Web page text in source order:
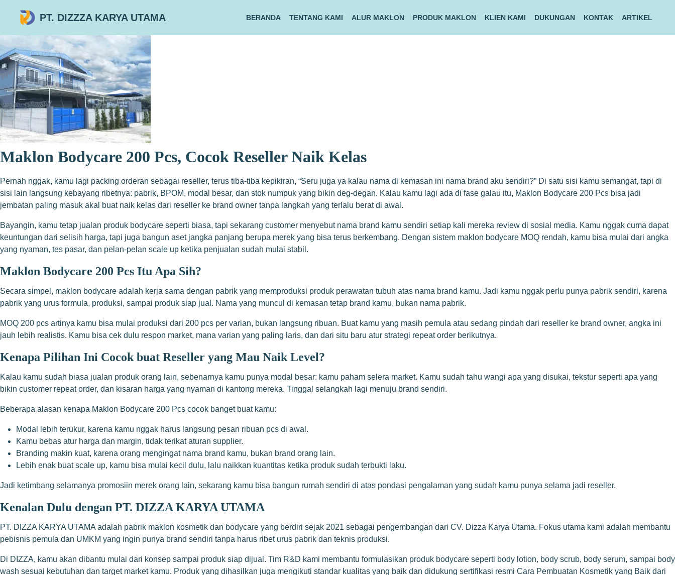
PT. DIZZZA KARYA UTAMA BERANDA TENTANG KAMI ALUR MAKLON PRODUK MAKLON KLIEN KAMI DUKUNGAN KONTAK ARTIKEL
Maklon Bodycare 200 Pcs, Cocok Reseller Naik Kelas
Pernah nggak, kamu lagi packing orderan sebagai reseller, terus tiba-tiba kepikiran, “Seru juga ya kalau nama di kemasan ini nama brand aku sendiri?” Di satu sisi kamu semangat, tapi di
sisi lain langsung kebayang ribetnya: pabrik, BPOM, modal besar, dan stok numpuk yang bikin deg-degan. Kalau kamu lagi ada di fase galau itu, Maklon Bodycare 200 Pcs bisa jadi
jembatan paling masuk akal buat naik kelas dari reseller ke brand owner tanpa langkah yang terlalu berat di awal.
Bayangin, kamu tetap jualan produk bodycare seperti biasa, tapi sekarang customer menyebut nama brand kamu sendiri setiap kali mereka review di sosial media. Kamu nggak cuma dapat
keuntungan dari selisih harga, tapi juga bangun aset jangka panjang berupa merek yang bisa terus berkembang. Dengan sistem maklon bodycare MOQ rendah, kamu bisa mulai dari angka
yang nyaman, tes pasar, dan pelan-pelan scale up ketika penjualan sudah mulai stabil.
Maklon Bodycare 200 Pcs Itu Apa Sih?
Secara simpel, maklon bodycare adalah kerja sama dengan pabrik yang memproduksi produk perawatan tubuh atas nama brand kamu. Jadi kamu nggak perlu punya pabrik sendiri, karena
pabrik yang urus formula, produksi, sampai produk siap jual. Nama yang muncul di kemasan tetap brand kamu, bukan nama pabrik.
MOQ 200 pcs artinya kamu bisa mulai produksi dari 200 pcs per varian, bukan langsung ribuan. Buat kamu yang masih pemula atau sedang pindah dari reseller ke brand owner, angka ini
jauh lebih realistis. Kamu bisa cek dulu respon market, mana varian yang paling laris, dan dari situ baru atur strategi repeat order berikutnya.
Kenapa Pilihan Ini Cocok buat Reseller yang Mau Naik Level?
Kalau kamu sudah biasa jualan produk orang lain, sebenarnya kamu punya modal besar: kamu paham selera market. Kamu sudah tahu wangi apa yang disukai, tekstur seperti apa yang
bikin customer repeat order, dan kisaran harga yang nyaman di kantong mereka. Tinggal selangkah lagi menuju brand sendiri.
Beberapa alasan kenapa Maklon Bodycare 200 Pcs cocok banget buat kamu:
Modal lebih terukur, karena kamu nggak harus langsung pesan ribuan pcs di awal.
Kamu bebas atur harga dan margin, tidak terikat aturan supplier.
Branding makin kuat, karena orang mengingat nama brand kamu, bukan brand orang lain.
Lebih enak buat scale up, kamu bisa mulai kecil dulu, lalu naikkan kuantitas ketika produk sudah terbukti laku.
Jadi ketimbang selamanya promosiin merek orang lain, sekarang kamu bisa bangun rumah sendiri di atas pondasi pengalaman yang sudah kamu punya selama jadi reseller.
Kenalan Dulu dengan PT. DIZZA KARYA UTAMA
PT. DIZZA KARYA UTAMA adalah pabrik maklon kosmetik dan bodycare yang berdiri sejak 2021 sebagai pengembangan dari CV. Dizza Karya Utama. Fokus utama kami adalah membantu
pebisnis pemula dan UMKM yang ingin punya brand sendiri tanpa harus ribet urus pabrik dan teknis produksi.
Di DIZZA, kamu akan dibantu mulai dari konsep sampai produk siap dijual. Tim R&D kami membantu formulasikan produk bodycare seperti body lotion, body scrub, body serum, sampai body
wash sesuai kebutuhan dan target market kamu. Produk yang dihasilkan juga mengikuti standar kualitas yang baik dan didukung sertifikasi resmi Cara Pembuatan Kosmetik yang Baik dari